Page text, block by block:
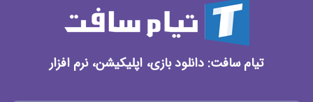
تیام سافت: دانلود بازی، اپلیکیشن، نرم افزار